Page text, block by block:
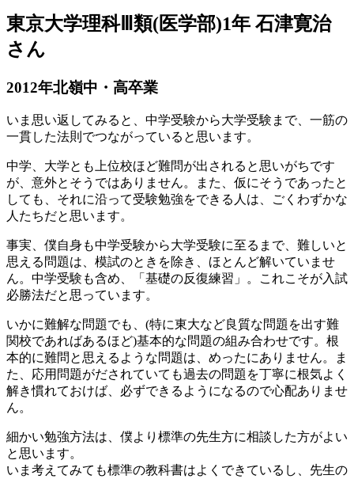
東京大学理科Ⅲ類(医学部)1年 石津寛治
さん
2012年北嶺中・高卒業
いま思い返してみると、中学受験から大学受験まで、一筋の
一貫した法則でつながっていると思います。
中学、大学とも上位校ほど難問が出されると思いがちです
が、意外とそうではありません。また、仮にそうであったと
しても、それに沿って受験勉強をできる人は、ごくわずかな
人たちだと思います。
事実、僕自身も中学受験から大学受験に至るまで、難しいと
思える問題は、模試のときを除き、ほとんど解いていませ
ん。中学受験も含め、「基礎の反復練習」。これこそが入試
必勝法だと思っています。
いかに難解な問題でも、(特に東大など良質な問題を出す難
関校であればあるほど)基本的な問題の組み合わせです。根
本的に難問と思えるような問題は、めったにありません。ま
た、応用問題がだされていても過去の問題を丁寧に根気よく
解き慣れておけば、必ずできるようになるので心配ありませ
ん。
細かい勉強方法は、僕より標準の先生方に相談した方がよい
と思います。
いま考えてみても標準の教科書はよくできているし、先生の